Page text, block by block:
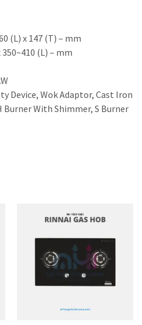
(L) x 147 (T) – mm
(L) – mm
Device, Wok Adaptor, Cast Iron
Burner With Shimmer, S Burner